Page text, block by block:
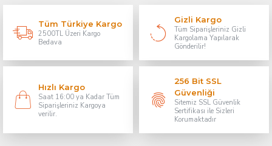
Tüm Türkiye Kargo
2500TL Üzeri Kargo
Bedava
Gizli Kargo
Tüm Siparişleriniz Gizli
Kargolama Yapılarak
Gönderilir!
Hızlı Kargo
Saat 16:00 ya Kadar Tüm
Siparişleriniz Kargoya
verilir.
256 Bit SSL
Güvenliği
Sitemiz SSL Güvenlik
Sertifikası ile Sizleri
Korumaktadır